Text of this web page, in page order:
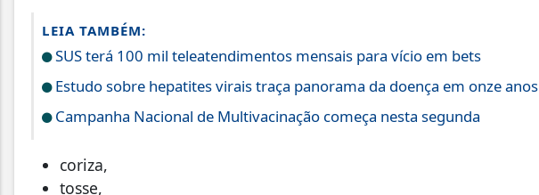
LEIA TAMBÉM:
SUS terá 100 mil teleatendimentos mensais para vício em bets
Estudo sobre hepatites virais traça panorama da doença em onze anos
Campanha Nacional de Multivacinação começa nesta segunda
coriza,
tosse,